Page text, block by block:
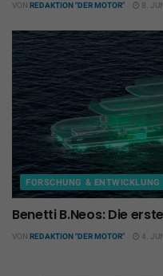
VON REDAKTION "DER MOTOR" 8.
FORSCHUNG & ENTWICKLUNG
Benetti B.Neos: Die
VON REDAKTION "DER MOTOR" 4.